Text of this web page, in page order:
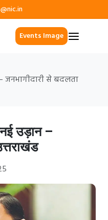
Events Image
जनभागीदारी से बदलता
उड़ान –